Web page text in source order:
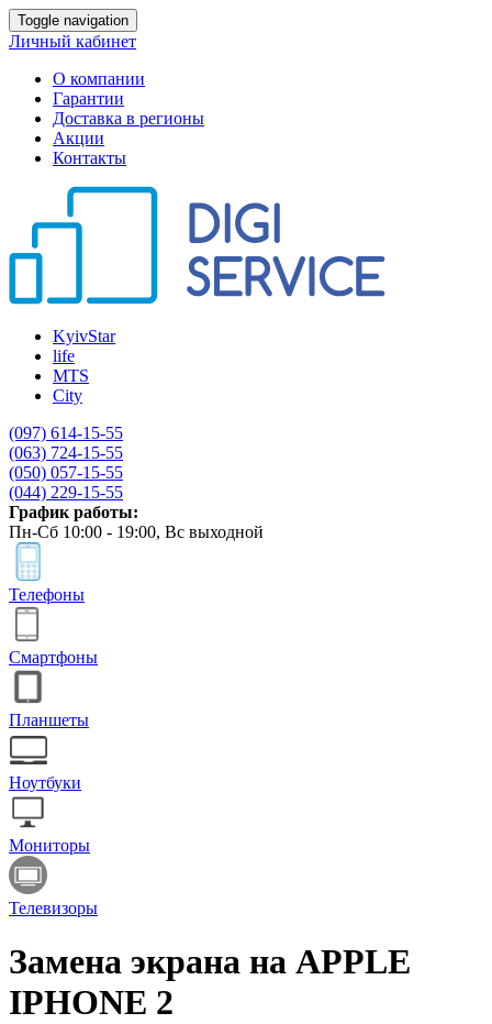
Toggle navigation
Личный кабинет
О компании
Гарантии
Доставка в регионы
Акции
Контакты
KyivStar
life
MTS
City
(097) 614-15-55
(063) 724-15-55
(050) 057-15-55
(044) 229-15-55
График работы:
Пн-Сб 10:00 - 19:00, Вс выходной
Телефоны
Смартфоны
Планшеты
Ноутбуки
Мониторы
Телевизоры
Замена экрана на APPLE
IPHONE 2